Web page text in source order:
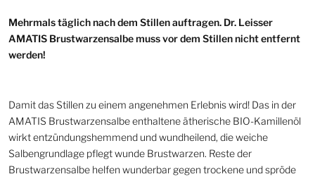
Mehrmals täglich nach dem Stillen auftragen. Dr. Leisser
AMATIS Brustwarzensalbe muss vor dem Stillen nicht entfernt
werden!
Damit das Stillen zu einem angenehmen Erlebnis wird! Das in der
AMATIS Brustwarzensalbe enthaltene ätherische BIO-Kamillenöl
wirkt entzündungshemmend und wundheilend, die weiche
Salbengrundlage pflegt wunde Brustwarzen. Reste der
Brustwarzensalbe helfen wunderbar gegen trockene und spröde